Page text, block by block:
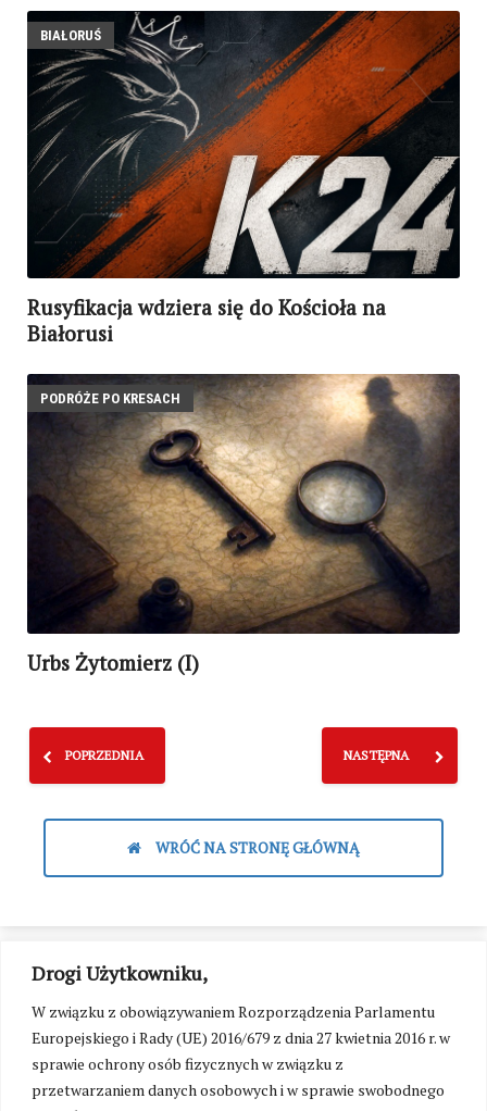
Drogi Użytkowniku,
W związku z obowiązywaniem Rozporządzenia Parlamentu
Europejskiego i Rady (UE) 2016/679 z dnia 27 kwietnia 2016 r. w
sprawie ochrony osób fizycznych w związku z
przetwarzaniem danych osobowych i w sprawie swobodnego
BIAŁORUŚ
Rusyfikacja wdziera się do Kościoła na
Białorusi
PODRÓŻE PO KRESACH
Urbs Żytomierz (I)
NASTĘPNA
POPRZEDNIA
WRÓĆ NA STRONĘ GŁÓWNĄ